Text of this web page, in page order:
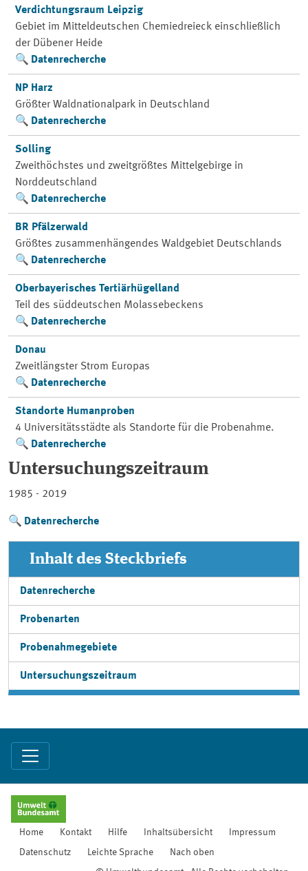
Verdichtungsraum Leipzig
Gebiet im Mitteldeutschen Chemiedreieck einschließlich
der Dübener Heide
Datenrecherche
NP Harz
Größter Waldnationalpark in Deutschland
Datenrecherche
Solling
Zweithöchstes und zweitgrößtes Mittelgebirge in
Norddeutschland
Datenrecherche
BR Pfälzerwald
Größtes zusammenhängendes Waldgebiet Deutschlands
Datenrecherche
Oberbayerisches Tertiärhügelland
Teil des süddeutschen Molassebeckens
Datenrecherche
Donau
Zweitlängster Strom Europas
Datenrecherche
Standorte Humanproben
4 Universitätsstädte als Standorte für die Probenahme.
Datenrecherche
Untersuchungszeitraum
1985 - 2019
Datenrecherche
Inhalt des Steckbriefs
Datenrecherche
Probenarten
Probenahmegebiete
Untersuchungszeitraum
Home Kontakt Hilfe Inhaltsübersicht Impressum
Datenschutz Leichte Sprache Nach oben